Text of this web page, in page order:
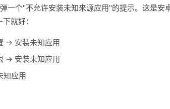
一个"不允许安装未知来源应用"的提示。这是安
就好：
→ 安装未知应用
→ 安装未知应用
应用